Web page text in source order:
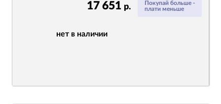
Покупай больше -
плати меньше
17 651 р.
нет в наличии